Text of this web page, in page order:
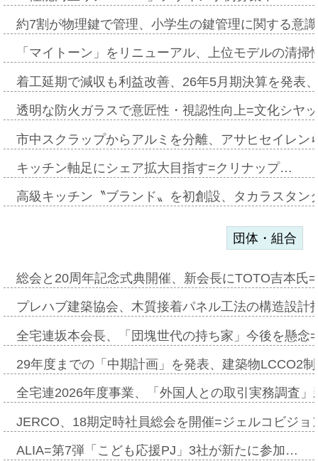
約7割が物理鍵で管理、小学生の鍵管理に関する意
「マイトーン」をリニューアル、上位モデルの清
着工延期で減収も利益改善、26年5月期決算を発表
透明な防火ガラスで意匠性・視認性向上=文化シヤ
市中スクラップからアルミを分離、アサヒセイレ
キッチン軸足にシェア拡大目指す=クリナップ…
高級キッチン〝ブランド〟を初創設、タカラスタ
団体・組合
総会と20周年記念式典開催、新会長にTOTO吉本氏
プレハブ建築協会、木質接着パネル工法の構造設
全宅連坂本会長、「団塊世代の持ち家」今後を懸
29年度までの「中期計画」を発表、建築物LCCO2
全宅連2026年度事業、「外国人との取引実務調査
JERCO、18期定時社員総会を開催=ジェルコビジ
ALIA=第7弾「こども応援PJ」3社が新たに参加…